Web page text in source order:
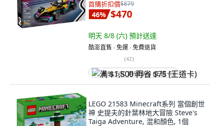
首購折扣價$879
46% $470
明天 8/8 (六) 預計送達
酷澎直售 ∙ 免運 ∙ 免費退貨
(42)
满 $1,500 再省 $75 (王道卡)
LEGO 21583 Minecraft系列 當個創世
神 史提夫的針葉林地大冒險 Steve's
Taiga Adventure, 混和顏色, 1個